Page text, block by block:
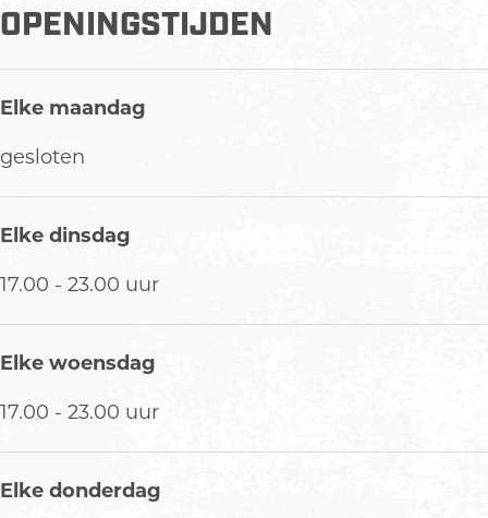
m
e
t
e
r
r
o
e
b
e
l
i
OPENINGSTIJDEN
Elke maandag
gesloten
Elke dinsdag
17.00 - 23.00 uur
Elke woensdag
17.00 - 23.00 uur
Elke donderdag